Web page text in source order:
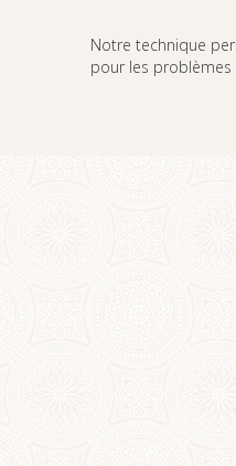
Notre technique
pour les problèmes